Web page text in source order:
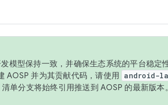
模型保持一致，并确保生态系统的平台稳定
AOSP 并为其贡献代码，请使用 android-
清单分支将始终引用推送到 AOSP 的最新版